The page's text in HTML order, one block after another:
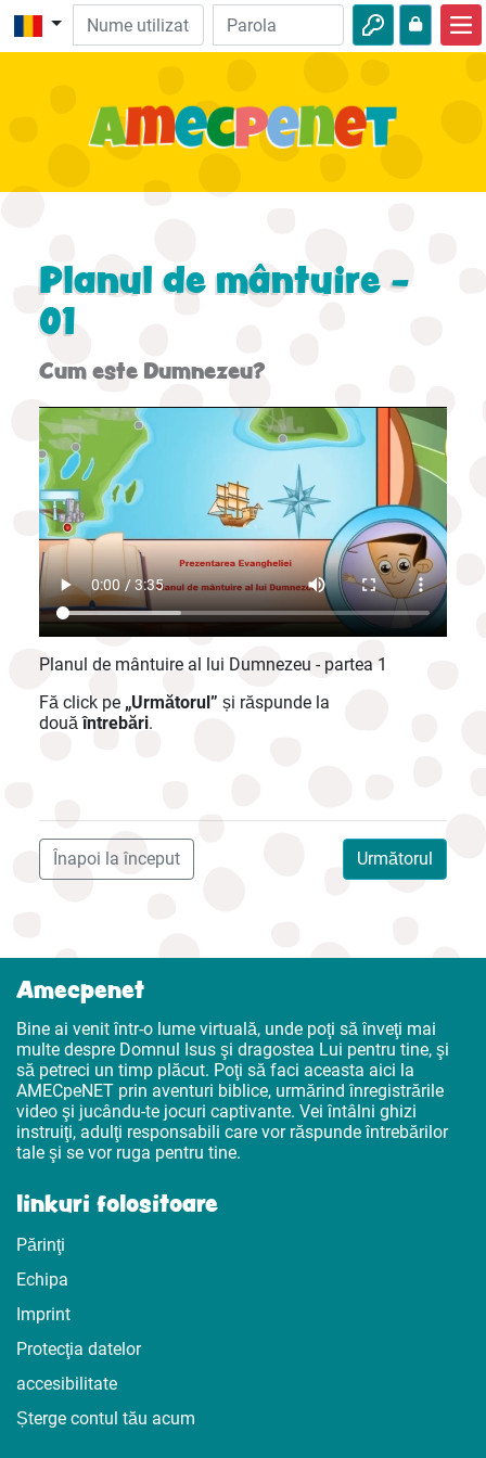
Biblie
Natură
Aventuri
Planul de mântuire -
01
Cum este Dumnezeu?
Planul de mântuire al lui Dumnezeu - partea 1
Fă click pe „Următorul” și răspunde la
douăîntrebări.
Următorul
Înapoi la început
Amecpenet
Bine ai venit într-o lume virtuală, unde poţi să înveţi mai
multe despre Domnul Isus şi dragostea Lui pentru tine, şi
să petreci un timp plăcut. Poţi să faci aceasta aici la
AMECpeNET prin aventuri biblice, urmărind înregistrările
video şi jucându-te jocuri captivante. Vei întâlni ghizi
instruiţi, adulţi responsabili care vor răspunde întrebărilor
tale şi se vor ruga pentru tine.
linkuri folositoare
Părinţi
Echipa
Imprint
Protecţia datelor
accesibilitate
Șterge contul tău acum